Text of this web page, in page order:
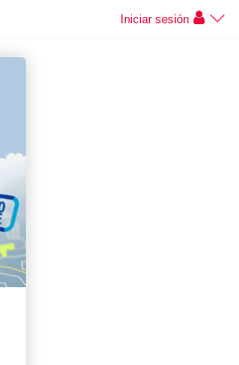
Iniciar sesión